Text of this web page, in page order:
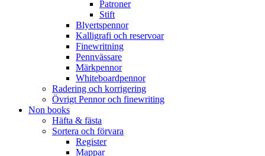
Patroner
Stift
Blyertspennor
Kalligrafi och reservoar
Finewritning
Pennvässare
Märkpennor
Whiteboardpennor
Radering och korrigering
Övrigt Pennor och finewriting
Non books
Häfta & fästa
Sortera och förvara
Register
Mappar